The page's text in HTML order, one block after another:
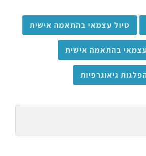
טיול עצמאי בהתאמה אישית
בהתאמה אישית
גיאוגרפיות